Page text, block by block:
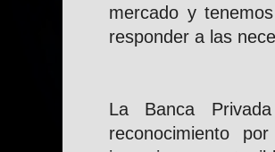
mercado y
responder a las
La Banca
reconocimiento